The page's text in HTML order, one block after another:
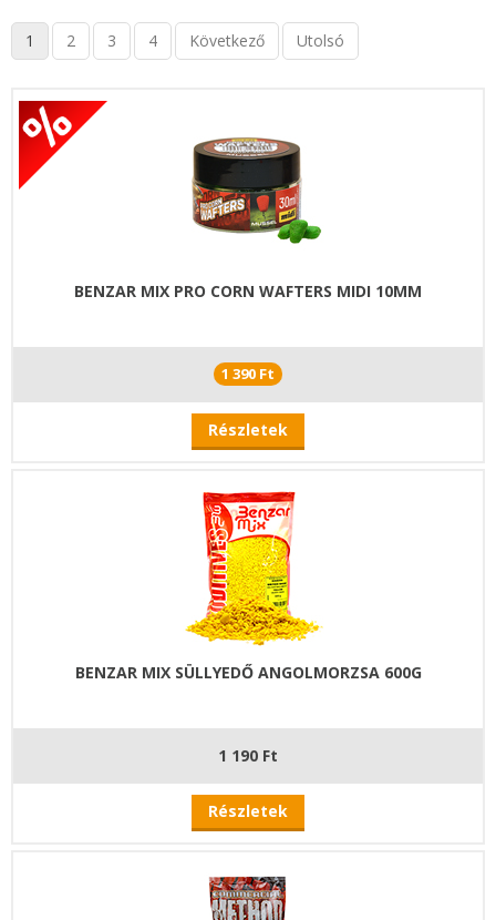
1 2 3 4 Következő Utolsó
BENZAR MIX PRO CORN WAFTERS MIDI 10MM
1 390 Ft
Részletek
BENZAR MIX SÜLLYEDŐ ANGOLMORZSA 600G
1 190 Ft
Részletek